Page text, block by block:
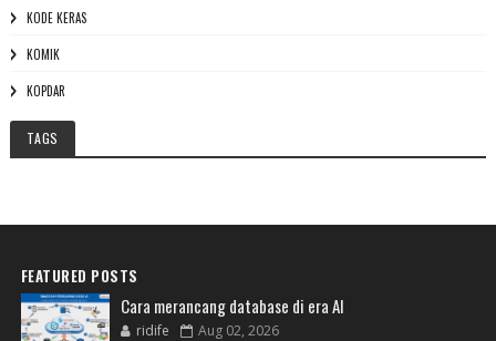
KODE KERAS
KOMIK
KOPDAR
TAGS
FEATURED POSTS
Cara merancang database di era AI
ridife Aug 02, 2026